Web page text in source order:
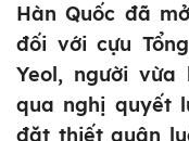
Hàn Quốc đã
đối với cựu
Yeol, người
qua nghị quyết
đặt thiết quân